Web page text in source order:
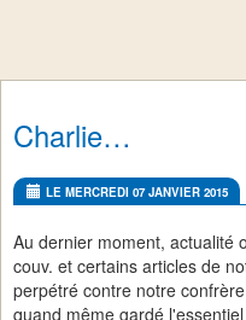
Charlie…
LE MERCREDI 07 JANVIER 2015
Au dernier moment, actualité
couv. et certains articles de
perpétré contre notre
quand même gardé